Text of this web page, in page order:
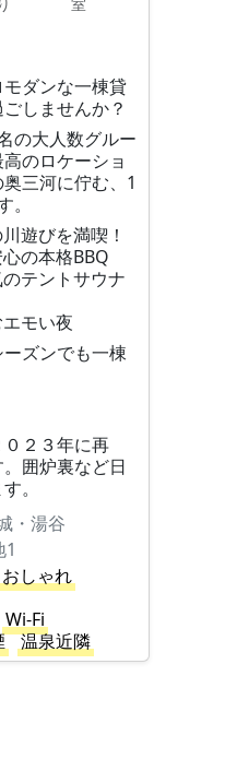
ダンな一棟貸
しませんか？
の大人数グルー
のロケーショ
三河に佇む、1
遊びを満喫！
の本格BBQ
テントサウナ
モい夜
ズンでも一棟
２３年に再
囲炉裏など日
。
・湯谷
おしゃれ
Wi-Fi
温泉近隣